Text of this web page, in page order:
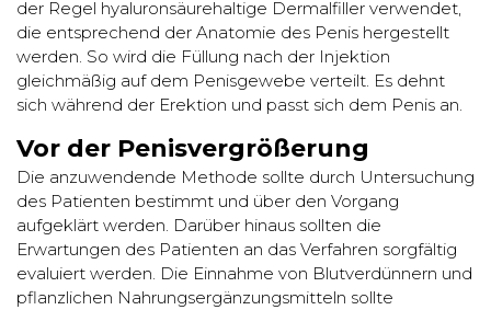
der Regel hyaluronsäurehaltige Dermalfiller verwendet,
die entsprechend der Anatomie des Penis hergestellt
werden. So wird die Füllung nach der Injektion
gleichmäßig auf dem Penisgewebe verteilt. Es dehnt
sich während der Erektion und passt sich dem Penis an.
Vor der Penisvergrößerung
Die anzuwendende Methode sollte durch Untersuchung
des Patienten bestimmt und über den Vorgang
aufgeklärt werden. Darüber hinaus sollten die
Erwartungen des Patienten an das Verfahren sorgfältig
evaluiert werden. Die Einnahme von Blutverdünnern und
pflanzlichen Nahrungsergänzungsmitteln sollte